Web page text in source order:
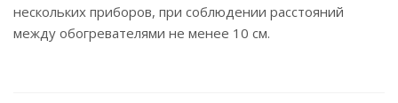
нескольких приборов, при соблюдении расстояний
между обогревателями не менее 10 см.